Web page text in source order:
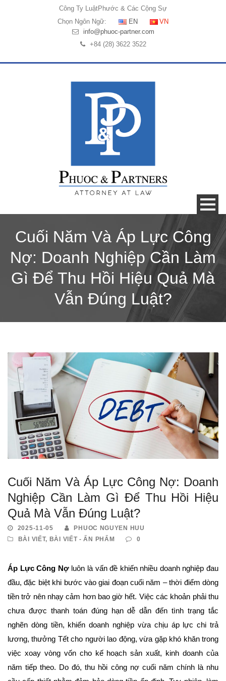
Công Ty LuậtPhước & Các Cộng Sự
Chọn Ngôn Ngữ:
EN
VN
info@phuoc-partner.com
+84 (28) 3622 3522
Cuối Năm Và Áp Lực Công
Nợ: Doanh Nghiệp Cần Làm
Gì Để Thu Hồi Hiệu Quả Mà
Vẫn Đúng Luật?
Cuối Năm Và Áp Lực Công Nợ: Doanh
Nghiệp Cần Làm Gì Để Thu Hồi Hiệu
Quả Mà Vẫn Đúng Luật?
2025-11-05
PHUOC NGUYEN HUU
BÀI VIẾT, BÀI VIẾT - ẤN PHẨM 0
Áp Lực Công Nợluôn là vấn đề khiến nhiều doanh nghiệp đau
đầu, đặc biệt khi bước vào giai đoạn cuối năm – thời điểm dòng
tiền trở nên nhạy cảm hơn bao giờ hết. Việc các khoản phải thu
chưa được thanh toán đúng hạn dễ dẫn đến tình trạng tắc
nghẽn dòng tiền, khiến doanh nghiệp vừa chịu áp lực chi trả
lương, thưởng Tết cho người lao động, vừa gặp khó khăn trong
việc xoay vòng vốn cho kế hoạch sản xuất, kinh doanh của
năm tiếp theo. Do đó, thu hồi công nợ cuối năm chính là nhu